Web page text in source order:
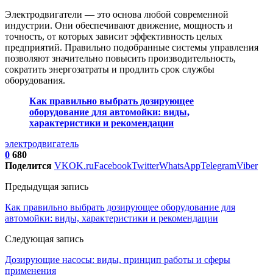
Электродвигатели — это основа любой современной
индустрии. Они обеспечивают движение, мощность и
точность, от которых зависит эффективность целых
предприятий. Правильно подобранные системы управления
позволяют значительно повысить производительность,
сократить энергозатраты и продлить срок службы
оборудования.
Как правильно выбрать дозирующее
оборудование для автомойки: виды,
характеристики и рекомендации
электродвигатель
0 680
Поделится VKOK.ruFacebookTwitterWhatsAppTelegramViber
Предыдущая запись
Как правильно выбрать дозирующее оборудование для
автомойки: виды, характеристики и рекомендации
Следующая запись
Дозирующие насосы: виды, принцип работы и сферы
применения